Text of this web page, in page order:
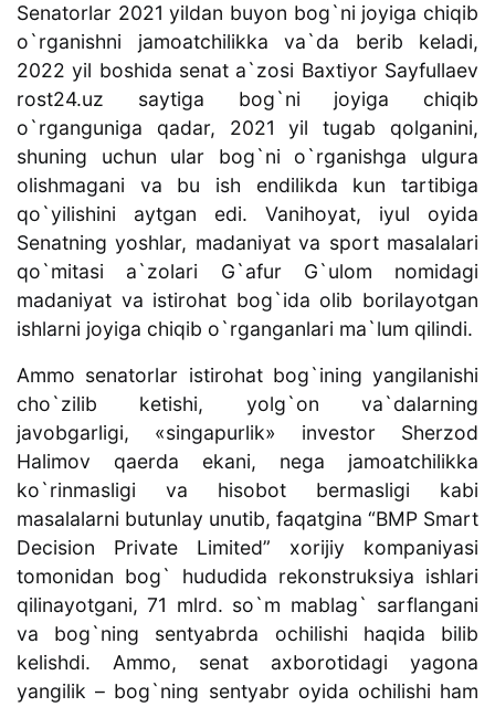
Senatorlar 2021 yildan buyon bog`ni joyiga chiqib
o`rganishni jamoatchilikka va`da berib keladi,
2022 yil boshida senat a`zosi Baxtiyor Sayfullaev
rost24.uz saytiga bog`ni joyiga chiqib
o`rganguniga qadar, 2021 yil tugab qolganini,
shuning uchun ular bog`ni o`rganishga ulgura
olishmagani va bu ish endilikda kun tartibiga
qo`yilishini aytgan edi. Vanihoyat, iyul oyida
Senatning yoshlar, madaniyat va sport masalalari
qo`mitasi a`zolari G`afur G`ulom nomidagi
madaniyat va istirohat bog`ida olib borilayotgan
ishlarni joyiga chiqib o`rganganlari ma`lum qilindi.
Ammo senatorlar istirohat bog`ining yangilanishi
cho`zilib ketishi, yolg`on va`dalarning
javobgarligi, «singapurlik» investor Sherzod
Halimov qaerda ekani, nega jamoatchilikka
ko`rinmasligi va hisobot bermasligi kabi
masalalarni butunlay unutib, faqatgina “BMP Smart
Decision Private Limited” xorijiy kompaniyasi
tomonidan bog` hududida rekonstruksiya ishlari
qilinayotgani, 71 mlrd. so`m mablag` sarflangani
va bog`ning sentyabrda ochilishi haqida bilib
kelishdi. Ammo, senat axborotidagi yagona
yangilik – bog`ning sentyabr oyida ochilishi ham